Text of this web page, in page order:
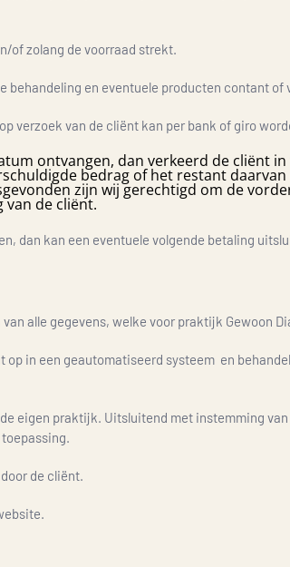
of zolang de voorraad strekt.
behandeling en eventuele producten contant
verzoek van de cliënt kan per bank of giro
ontvangen, dan verkeerd de cliënt
bedrag of het restant
zijn wij gerechtigd om de
de cliënt.
dan kan een eventuele volgende betaling
alle gegevens, welke voor praktijk Gewoon
in een geautomatiseerd systeem en
eigen praktijk. Uitsluitend met instemming
de cliënt.